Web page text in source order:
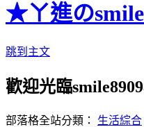
★ㄚ進の
跳到主文
歡迎光臨
部落格全站分類： 生活綜合